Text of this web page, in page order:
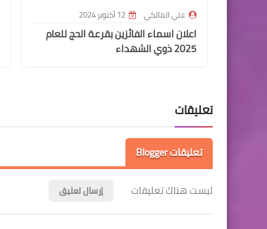
علي المالكي 12 أكتوبر 2024
اعلان اسماء الفائزين بقرعة الحج للعام
2025 ذوي الشهداء
تعليقات
تعليقات Blogger
ليست هناك تعليقات إرسال تعليق